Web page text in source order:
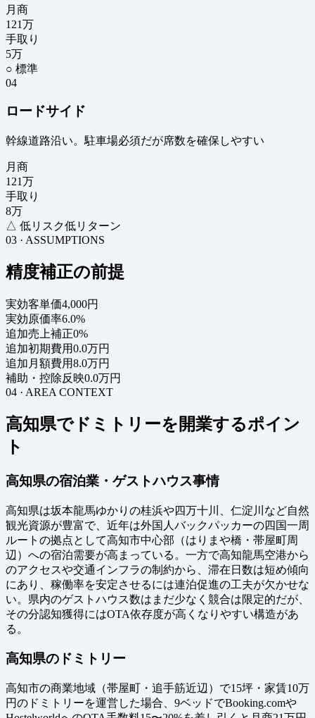
月商
121万
手取り
5万
○ 標準
04
ロードサイド
幹線道路沿い。駐車場必須だが席数を確保しやすい
月商
121万
手取り
8万
△ 低リスク低リターン
03 · ASSUMPTIONS
精度補正の前提
実効客単価4,000円
実効原価率6.0%
追加売上補正0%
追加初期費用0.0万円
追加月額費用8.0万円
補助・控除反映0.0万円
04 · AREA CONTEXT
高知県でドミトリーを開業するポイン
ト
高知県の宿泊業・ゲストハウス事情
高知県は坂本龍馬ゆかりの桂浜や四万十川、仁淀川など自然
観光資源が豊富で、近年は外国人バックパッカーの四国一周
ルートの拠点として高知市中心部（はりまや橋・帯屋町周
辺）への宿泊需要が高まっている。一方で高知龍馬空港から
のアクセスや交通インフラの制約から、滞在日数は短め傾向
にあり、稼働率を安定させるには連泊促進の工夫が欠かせな
い。県内のゲストハウス数はまだ少なく競合は限定的だが、
その分認知獲得にはOTA依存度が高くなりやすい構造があ
る。
高知県のドミトリー
高知市の商業地域（帯屋町・追手筋近辺）で15坪・家賃10万
円のドミトリーを運営した場合、9ベッドでBooking.comや